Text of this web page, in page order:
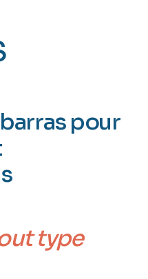
pour
type